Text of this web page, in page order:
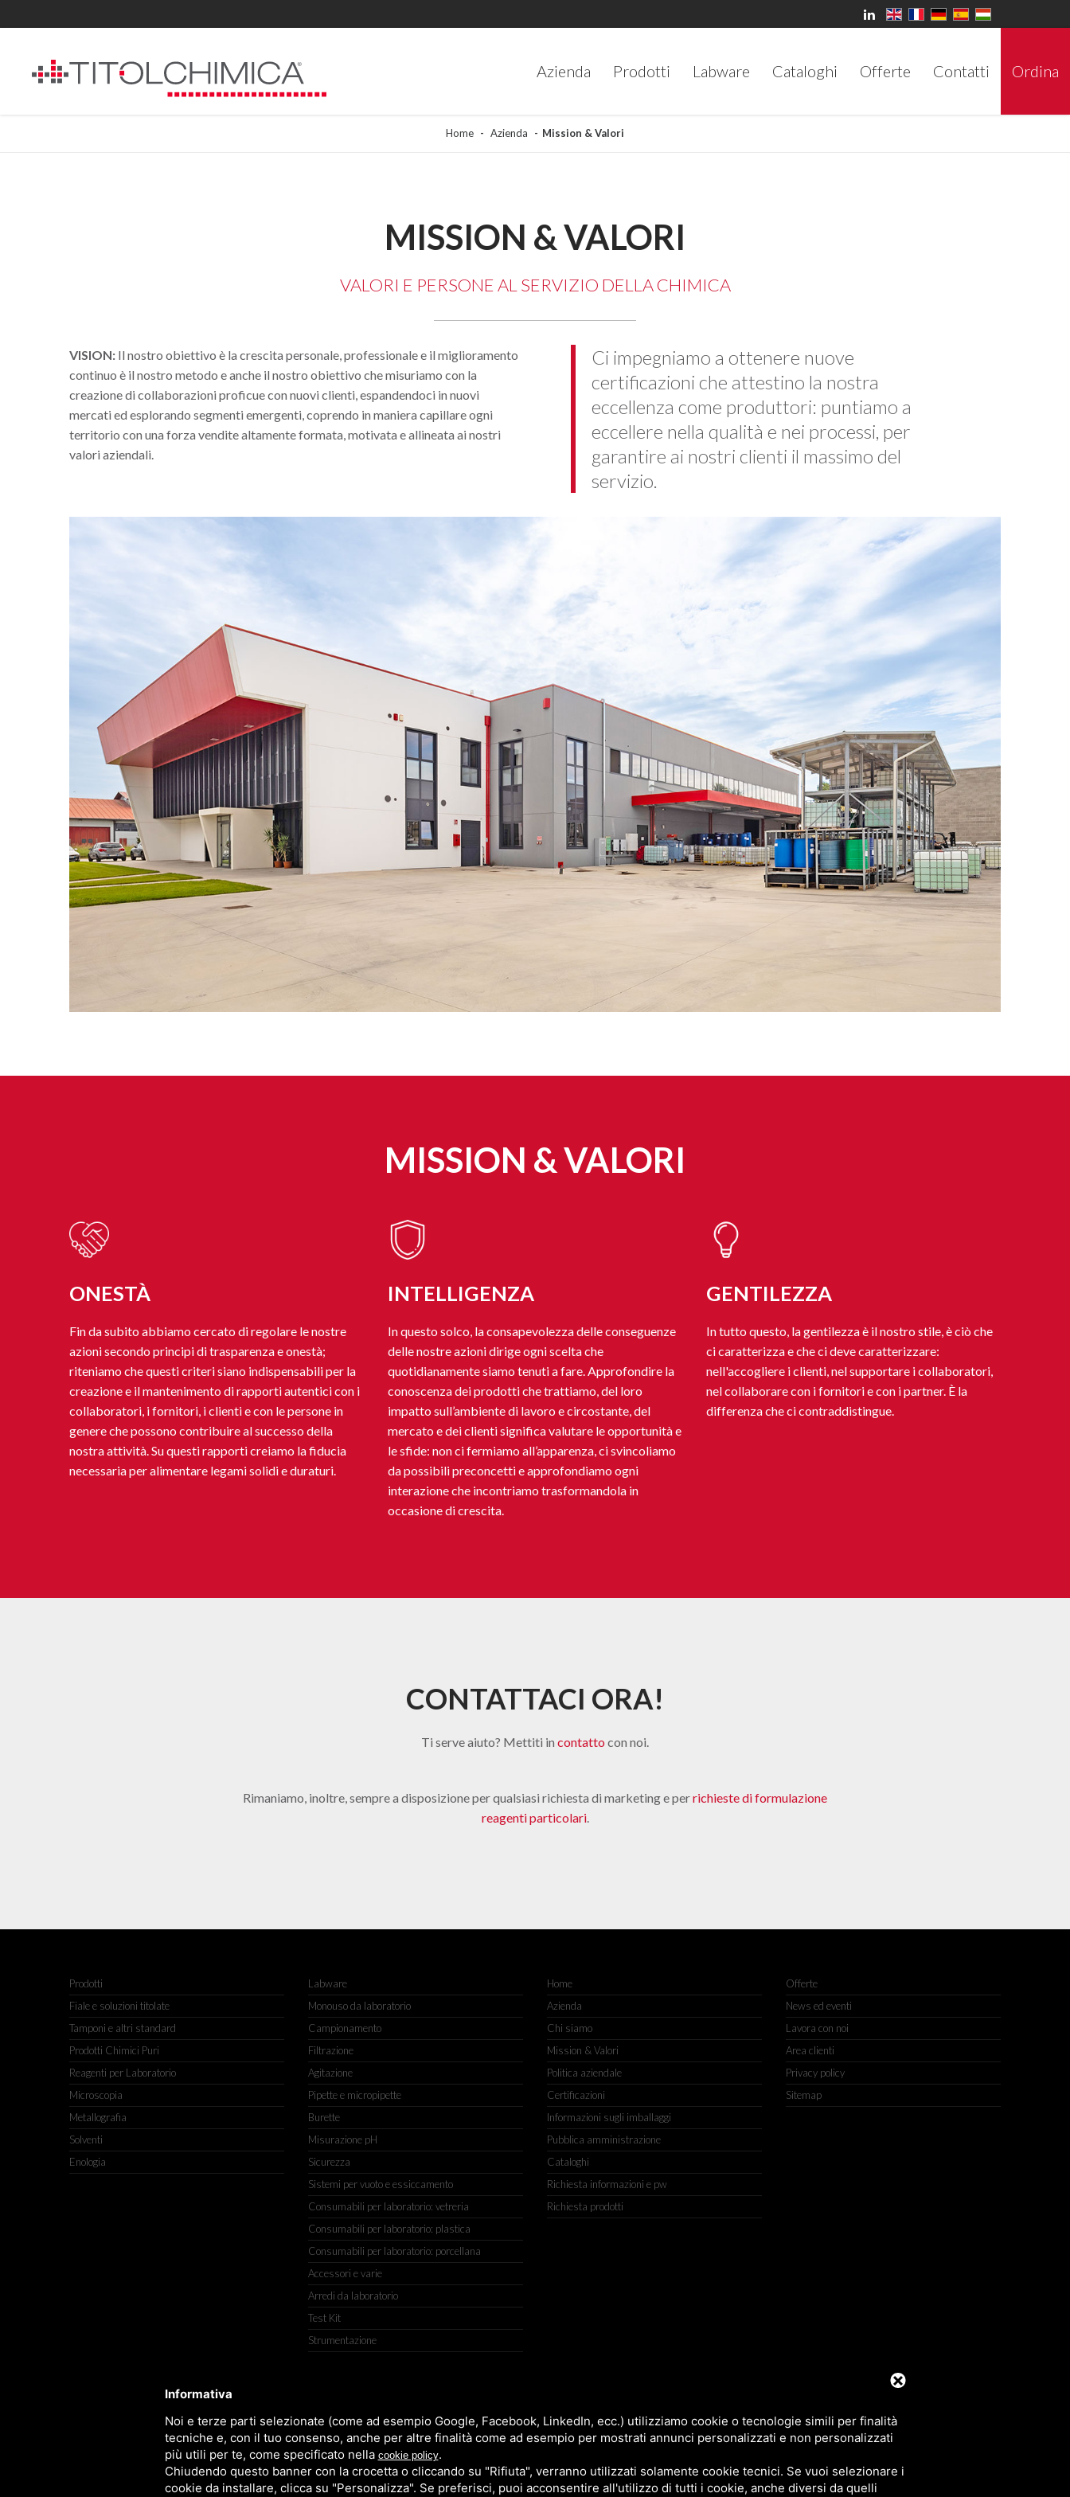
Azienda Prodotti Labware Cataloghi Offerte Contatti Ordina
Home Azienda Mission & Valori
MISSION & VALORI
VALORI E PERSONE AL SERVIZIO DELLA CHIMICA
VISION: Il nostro obiettivo è la crescita personale, professionale e il miglioramento
continuo è il nostro metodo e anche il nostro obiettivo che misuriamo con la
creazione di collaborazioni proficue con nuovi clienti, espandendoci in nuovi
mercati ed esplorando segmenti emergenti, coprendo in maniera capillare ogni
territorio con una forza vendite altamente formata, motivata e allineata ai nostri
valori aziendali.
Ci impegniamo a ottenere nuove
certificazioni che attestino la nostra
eccellenza come produttori: puntiamo a
eccellere nella qualità e nei processi, per
garantire ai nostri clienti il massimo del
servizio.
MISSION & VALORI
ONESTÀ
Fin da subito abbiamo cercato di regolare le nostre
azioni secondo principi di trasparenza e onestà;
riteniamo che questi criteri siano indispensabili per la
creazione e il mantenimento di rapporti autentici con i
collaboratori, i fornitori, i clienti e con le persone in
genere che possono contribuire al successo della
nostra attività. Su questi rapporti creiamo la fiducia
necessaria per alimentare legami solidi e duraturi.
INTELLIGENZA
In questo solco, la consapevolezza delle conseguenze
delle nostre azioni dirige ogni scelta che
quotidianamente siamo tenuti a fare. Approfondire la
conoscenza dei prodotti che trattiamo, del loro
impatto sull’ambiente di lavoro e circostante, del
mercato e dei clienti significa valutare le opportunità e
le sfide: non ci fermiamo all’apparenza, ci svincoliamo
da possibili preconcetti e approfondiamo ogni
interazione che incontriamo trasformandola in
occasione di crescita.
GENTILEZZA
In tutto questo, la gentilezza è il nostro stile, è ciò che
ci caratterizza e che ci deve caratterizzare:
nell'accogliere i clienti, nel supportare i collaboratori,
nel collaborare con i fornitori e con i partner. È la
differenza che ci contraddistingue.
CONTATTACI ORA!
Ti serve aiuto? Mettiti in contatto con noi.
Rimaniamo, inoltre, sempre a disposizione per qualsiasi richiesta di marketing e perrichieste di formulazione
reagenti particolari.
Informativa
Noi e terze parti selezionate (come ad esempio Google, Facebook, LinkedIn, ecc.) utilizziamo cookie o tecnologie simili per finalità
tecniche e, con il tuo consenso, anche per altre finalità come ad esempio per mostrati annunci personalizzati e non personalizzati
più utili per te, come specificato nella cookie policy.
Chiudendo questo banner con la crocetta o cliccando su "Rifiuta", verranno utilizzati solamente cookie tecnici. Se vuoi selezionare i
cookie da installare, clicca su "Personalizza". Se preferisci, puoi acconsentire all'utilizzo di tutti i cookie, anche diversi da quelli
Prodotti
Fiale e soluzioni titolate
Tamponi e altri standard
Prodotti Chimici Puri
Reagenti per Laboratorio
Microscopia
Metallografia
Solventi
Enologia
Labware
Monouso da laboratorio
Campionamento
Filtrazione
Agitazione
Pipette e micropipette
Burette
Misurazione pH
Sicurezza
Sistemi per vuoto e essiccamento
Consumabili per laboratorio: vetreria
Consumabili per laboratorio: plastica
Consumabili per laboratorio: porcellana
Accessori e varie
Arredi da laboratorio
Test Kit
Strumentazione
Home
Azienda
Chi siamo
Mission & Valori
Politica aziendale
Certificazioni
Informazioni sugli imballaggi
Pubblica amministrazione
Cataloghi
Richiesta informazioni e pw
Richiesta prodotti
Offerte
News ed eventi
Lavora con noi
Area clienti
Privacy policy
Sitemap
TITOLCHIMICA SPA - VIA DELL'ARTIGIANATO, 2 (MACROAREA) 45030 VILLAMARZANA (RO) ITALY, TEL +39 0425 492644. P.I. 00748970290